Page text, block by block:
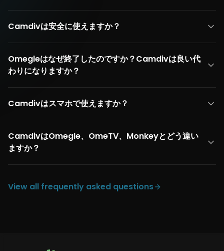
Camdivは安全に使えますか？
Omegleはなぜ終了したのですか？Camdivは良い代
わりになりますか？
Camdivはスマホで使えますか？
CamdivはOmegle、OmeTV、Monkeyとどう違い
ますか？
View all frequently asked questions